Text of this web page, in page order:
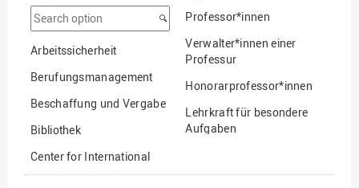
Search
option
Arbeitssicherheit
Berufungsmanagement
Beschaffung und Vergabe
Bibliothek
Center for International
Mobility
Professor*innen
Verwalter*innen einer
Professur
Honorarprofessor*innen
Lehrkraft für besondere
Aufgaben